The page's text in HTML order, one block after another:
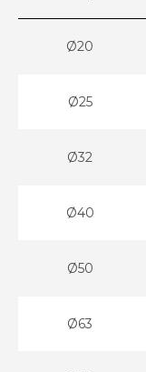
Ø20
Ø25
Ø32
Ø40
Ø50
Ø63